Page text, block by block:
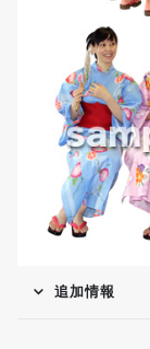
追加情報